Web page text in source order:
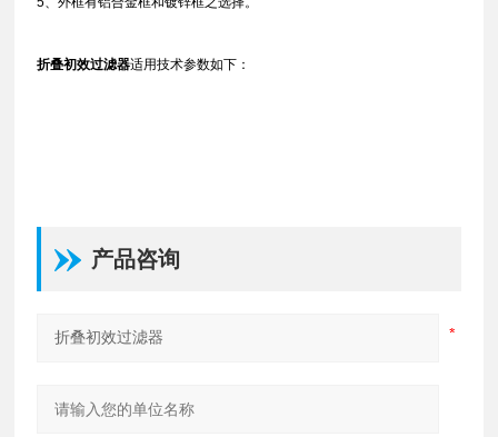
折叠初效过滤器适用技术参数如下：
产品咨询